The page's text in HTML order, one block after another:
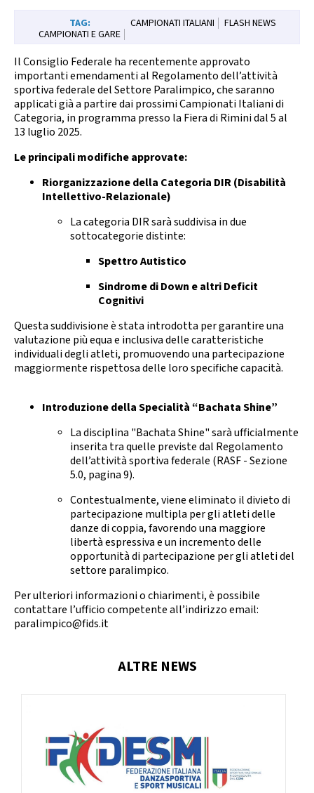
Tesseramento
Formazione Albo Soci
CAMPIONATI E GARE
CAMPIONATI ITALIANI FLASH NEWS
Il Consiglio Federale ha recentemente approvato
importanti emendamenti al Regolamento dell’attività
sportiva federale del Settore Paralimpico, che saranno
applicati già a partire dai prossimi Campionati Italiani di
Categoria, in programma presso la Fiera di Rimini dal 5 al
13 luglio 2025.
Le principali modifiche approvate:
Riorganizzazione della Categoria DIR (Disabilità
Intellettivo-Relazionale)
La categoria DIR sarà suddivisa in due
sottocategorie distinte:
Spettro Autistico
Sindrome di Down e altri Deficit
Cognitivi
Questa suddivisione è stata introdotta per garantire una
valutazione più equa e inclusiva delle caratteristiche
individuali degli atleti, promuovendo una partecipazione
maggiormente rispettosa delle loro specifiche capacità.
Introduzione della Specialità “Bachata Shine”
La disciplina "Bachata Shine" sarà ufficialmente
inserita tra quelle previste dal Regolamento
dell’attività sportiva federale (RASF - Sezione
5.0, pagina 9).
Contestualmente, viene eliminato il divieto di
partecipazione multipla per gli atleti delle
danze di coppia, favorendo una maggiore
libertà espressiva e un incremento delle
opportunità di partecipazione per gli atleti del
settore paralimpico.
Per ulteriori informazioni o chiarimenti, è possibile
contattare l’ufficio competente all’indirizzo email:
paralimpico@fids.it
ALTRE NEWS